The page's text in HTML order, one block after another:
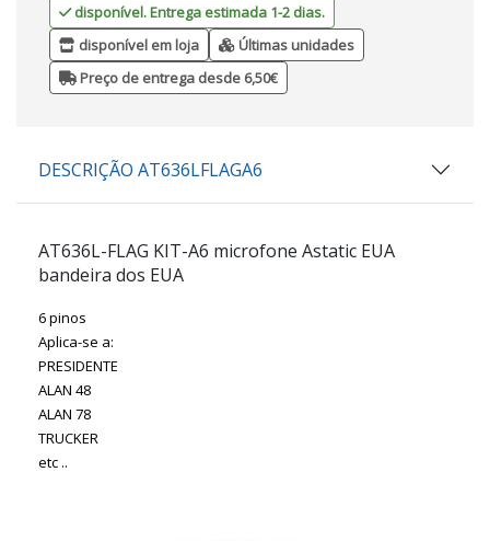
disponível. Entrega estimada 1-2 dias.
disponível em loja
Últimas unidades
Preço de entrega desde 6,50€
DESCRIÇÃO AT636LFLAGA6
AT636L-FLAG KIT-A6 microfone Astatic EUA
bandeira dos EUA
6 pinos
Aplica-se a:
PRESIDENTE
ALAN 48
ALAN 78
TRUCKER
etc ..